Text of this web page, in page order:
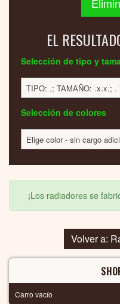
EL
Selección de tipo y
TIPO: .; TAMAÑO: .x.x.; .
Selección de colores
Elige color - sin cargo
¡Los radiadores se
Volver a:
Carro vacío